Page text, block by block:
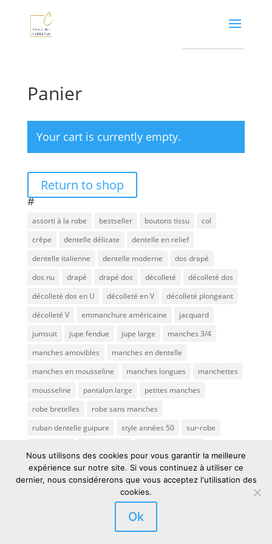
Panier
Your cart is currently empty.
Return to shop
#
assorti à la robe bestseller boutons tissu
col
crêpe
dentelle délicate
dentelle en relief
dentelle italienne
dentelle moderne
dos drapé
dos nu
drapé drapé dos décolleté
décolleté dos
décolleté dos en U
décolleté en V
décolleté plongeant
décolleté V
emmanchure américaine
jacquard
jumsuit
jupe fendue jupe large
manches 3/4
manches amovibles
manches en dentelle
manches en mousseline
manches longues
manchettes
mousseline
pantalon large
petites manches
robe bretelles
robe sans manches
ruban dentelle guipure
style années 50
sur-robe
transparence
traîne tulle brodé voile de mariée
© Charline Verbeken by D3 & Prolepsis
Nous utilisons des cookies pour vous garantir la meilleure
expérience sur notre site. Si vous continuez à utiliser ce
dernier, nous considérerons que vous acceptez l'utilisation des
cookies.
Ok